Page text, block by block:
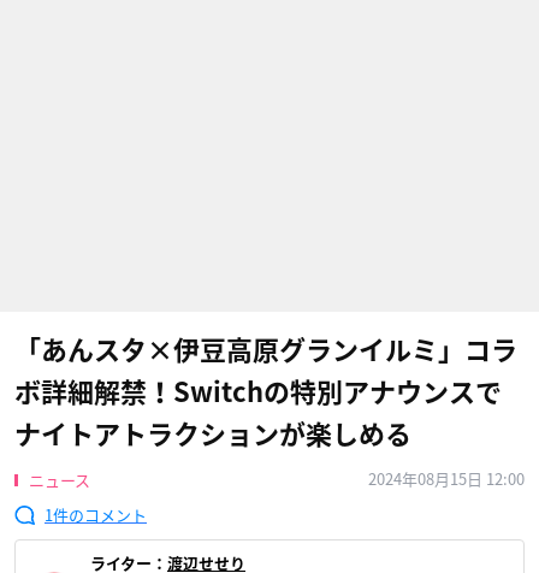
「あんスタ×伊豆高原グランイルミ」コラ
ボ詳細解禁！Switchの特別アナウンスで
ナイトアトラクションが楽しめる
ニュース
2024年08月15日 12:00
1
ライター： 渡辺せせり